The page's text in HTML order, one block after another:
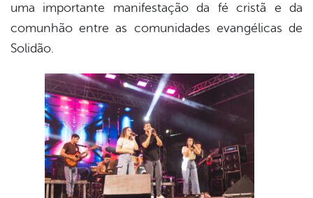
uma importante manifestação da fé cristã e da
comunhão entre as comunidades evangélicas de
Solidão.